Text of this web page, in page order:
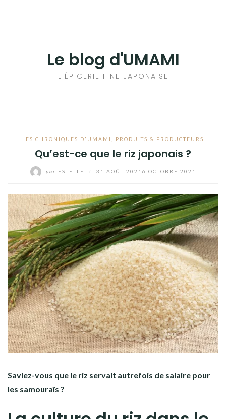
Aller
Le blog d'UMAMI
L'ÉPICERIE FINE JAPONAISE
LES CHRONIQUES D'UMAMI PRODUITS & PRODUCTEURS
Qu’est-ce que le riz japonais ?
par ESTELLE 31 AOÛT 2021 6 OCTOBRE 2021
Saviez-vous que le riz servait autrefois de salaire pour
les samouraïs ?